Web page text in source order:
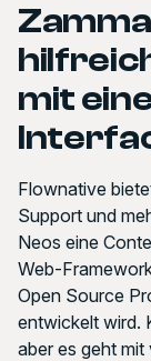
mit
Flownative
Support und
Neos eine
Web-
Open Source
entwickelt wird.
aber es geht